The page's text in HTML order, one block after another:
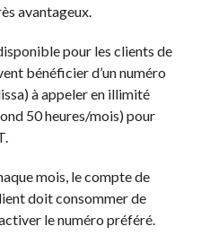
avantageux.
pour les clients de
bénéficier d’un numéro
à appeler en illimité
50 heures/mois) pour
mois, le compte de
doit consommer de
le numéro préféré.